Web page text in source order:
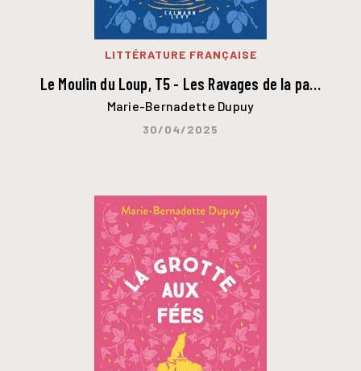
LITTÉRATURE FRANÇAISE
Le Moulin du Loup, T5 - Les Ravages de la pa…
Marie-Bernadette Dupuy
30/04/2025